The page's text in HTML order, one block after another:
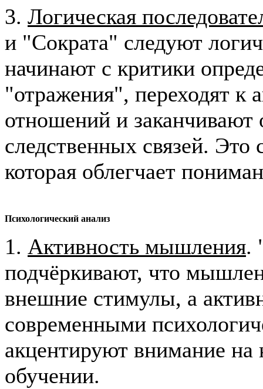
3. Логическая
и "Сократа" следуют
начинают с критики
"отражения", переходят к
отношений и
следственных связей. Это
которая облегчает
Психологический анализ
1. Активность мышления.
подчёркивают, что
внешние стимулы, а
современными
акцентируют внимание на
обучении.